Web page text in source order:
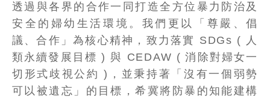
透過與各界的合作一同打造全方位暴力防治及
安全的婦幼生活環境。我們更以「尊嚴、倡
議、合作」為核心精神，致力落實 SDGs ( 人
類永續發展目標 ) 與 CEDAW ( 消除對婦女一
切形式歧視公約 )，並秉持著「沒有一個弱勢
可以被遺忘」的目標，希冀將防暴的知能建構